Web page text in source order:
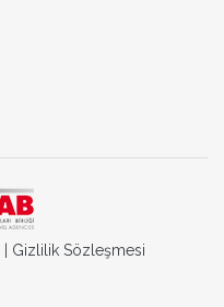
Gizlilik Sözleşmesi